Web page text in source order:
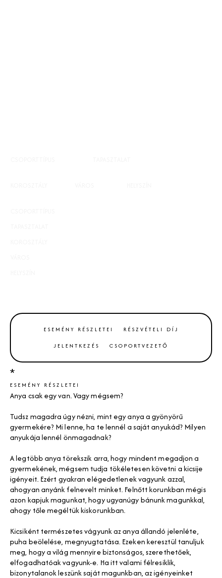
ESEMÉNY RÉSZLETEI RÉSZVÉTELI DÍJ
JELENTKEZÉS CSOPORTVEZETŐ
*
ESEMÉNY RÉSZLETEI
Anya csak egy van. Vagy mégsem?
Tudsz magadra úgy nézni, mint egy anya a gyönyörű
gyermekére? Mi lenne, ha te lennél a saját anyukád? Milyen
anyukája lennél önmagadnak?
A legtöbb anya törekszik arra, hogy mindent megadjon a
gyermekének, mégsem tudja tökéletesen követni a kicsije
igényeit. Ezért gyakran elégedetlenek vagyunk azzal,
ahogyan anyánk felnevelt minket. Felnőtt korunkban mégis
azon kapjuk magunkat, hogy ugyanúgy bánunk magunkkal,
ahogy tőle megéltük kiskorunkban.
Kicsiként természetes vágyunk az anya állandó jelenléte,
puha beölelése, megnyugtatása. Ezeken keresztül tanuljuk
meg, hogy a világ mennyire biztonságos, szerethetőek,
elfogadhatóak vagyunk-e. Ha itt valami félresiklik,
bizonytalanok leszünk saját magunkban, az igényeinket